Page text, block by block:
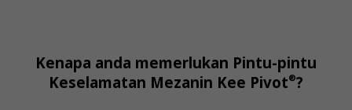
Kenapa anda memerlukan Pintu-pintu
Keselamatan Mezanin Kee Pivot®?